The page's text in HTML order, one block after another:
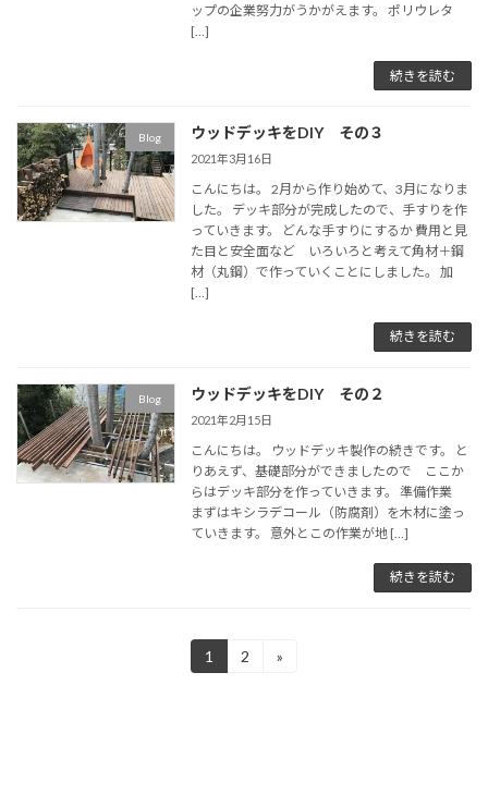
ップの企業努力がうかがえます。 ポリウレタ
[…]
続きを読む
Blog ウッドデッキをDIY その３
2021年3月16日
こんにちは。 2月から作り始めて、3月になりま
した。 デッキ部分が完成したので、手すりを作
っていきます。 どんな手すりにするか 費用と見
た目と安全面など いろいろと考えて角材＋鋼
材（丸鋼）で作っていくことにしました。 加
[…]
続きを読む
Blog ウッドデッキをDIY その２
2021年2月15日
こんにちは。 ウッドデッキ製作の続きです。 と
りあえず、基礎部分ができましたので ここか
らはデッキ部分を作っていきます。 準備作業
まずはキシラデコール（防腐剤）を木材に塗っ
ていきます。 意外とこの作業が地 […]
続きを読む
固
定
1
固
2 »